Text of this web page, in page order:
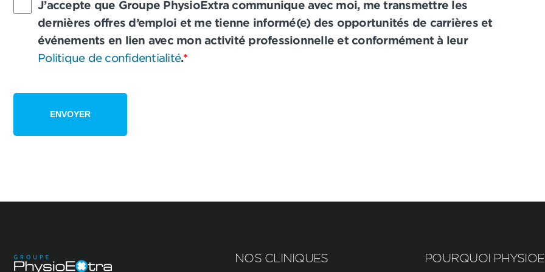
J’accepte que Groupe PhysioExtra communique avec moi, me transmettre les
dernières offres d’emploi et me tienne informé(e) des opportunités de carrières et
événements en lien avec mon activité professionnelle et conformément à leur
Politique de confidentialité.*
NOS CLINIQUES POURQUOI